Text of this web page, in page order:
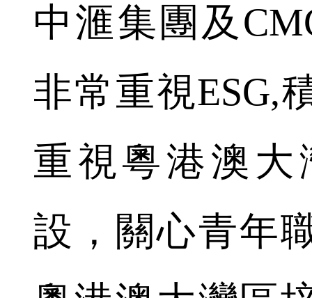
中滙集團及
非常重視ESG,
重視粵港澳
設，關心青年